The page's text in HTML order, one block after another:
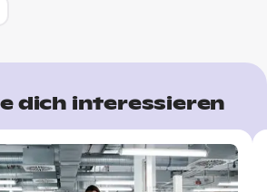
dich interessieren